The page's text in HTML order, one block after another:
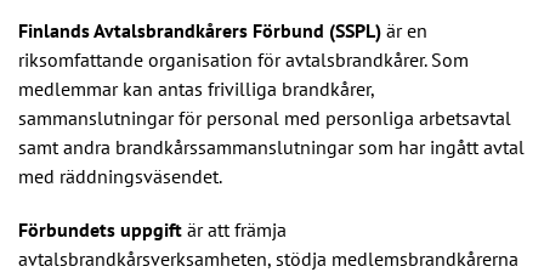
Finlands Avtalsbrandkårers Förbund (SSPL) är en
riksomfattande organisation för avtalsbrandkårer. Som
medlemmar kan antas frivilliga brandkårer,
sammanslutningar för personal med personliga arbetsavtal
samt andra brandkårssammanslutningar som har ingått avtal
med räddningsväsendet.
Förbundets uppgift är att främja
avtalsbrandkårsverksamheten, stödja medlemsbrandkårerna